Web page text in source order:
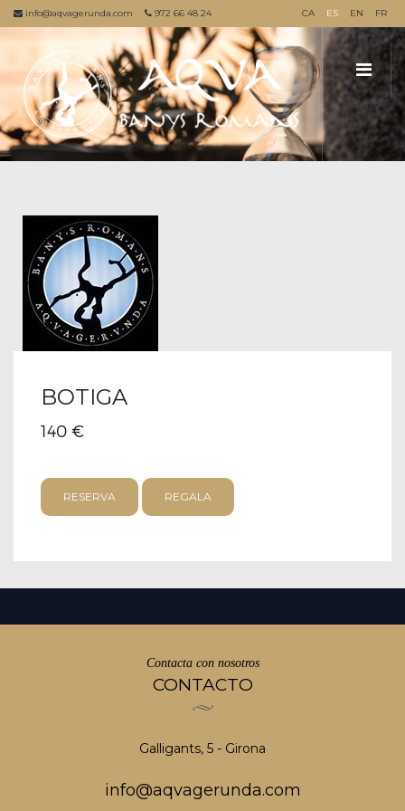
info@aqvagerunda.com 972 66 48 24 CA ES EN FR
BOTIGA
140 €
RESERVA REGALA
Contacta con nosotros
CONTACTO
Galligants, 5 - Girona
info@aqvagerunda.com